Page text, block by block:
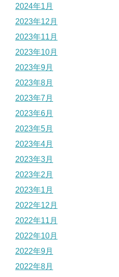
2024年1月
2023年12月
2023年11月
2023年10月
2023年9月
2023年8月
2023年7月
2023年6月
2023年5月
2023年4月
2023年3月
2023年2月
2023年1月
2022年12月
2022年11月
2022年10月
2022年9月
2022年8月